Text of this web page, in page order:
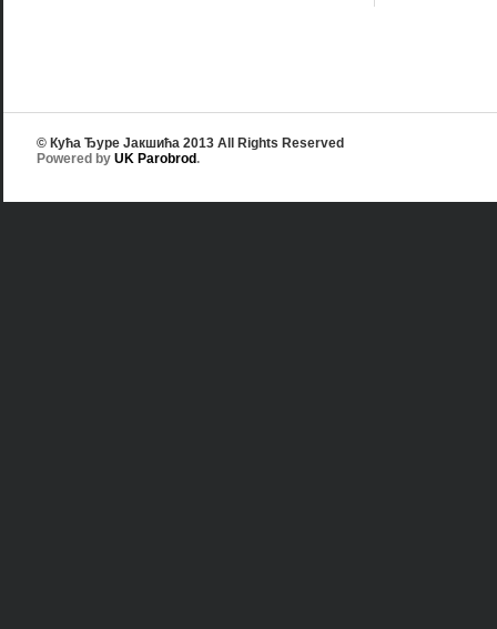
© Кућа Ђуре Јакшића 2013 All Rights Reserved
Powered by UK Parobrod.